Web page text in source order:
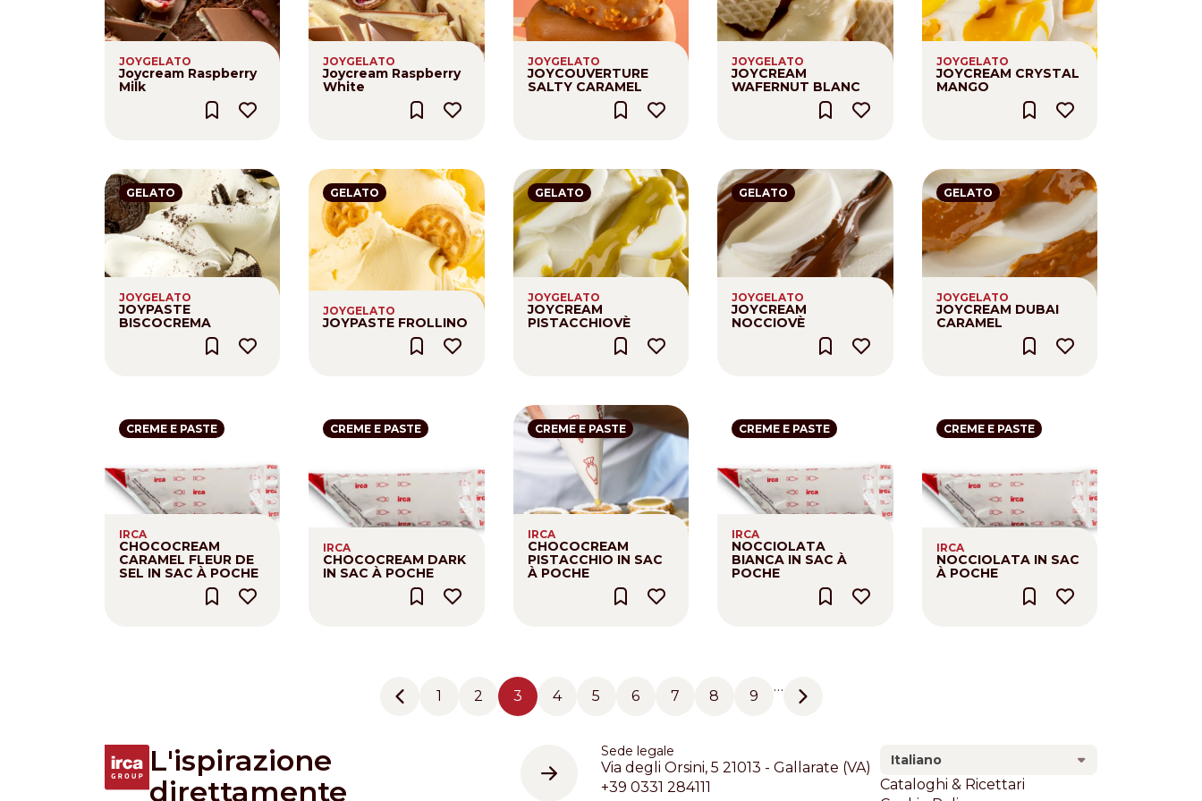
Nederlands
DACH region
Deutsch
Distributors and authorized clients
Web Order
English
JOYGELATO
Joycream Raspberry
Milk
JOYGELATO
Joycream Raspberry
White
JOYGELATO
JOYCOUVERTURE
SALTY CARAMEL
JOYGELATO
JOYCREAM
WAFERNUT BLANC
JOYGELATO
JOYCREAM CRYSTAL
MANGO
GELATO
JOYGELATO
JOYPASTE
BISCOCREMA
GELATO
JOYGELATO
JOYPASTE FROLLINO
GELATO
JOYGELATO
JOYCREAM
PISTACCHIOVÈ
GELATO
JOYGELATO
JOYCREAM
NOCCIOVÈ
GELATO
JOYGELATO
JOYCREAM DUBAI
CARAMEL
CREME E PASTE
IRCA
CHOCOCREAM
CARAMEL FLEUR DE
SEL IN SAC À POCHE
CREME E PASTE
IRCA
CHOCOCREAM DARK
IN SAC À POCHE
CREME E PASTE
IRCA
CHOCOCREAM
PISTACCHIO IN SAC
À POCHE
CREME E PASTE
IRCA
NOCCIOLATA
BIANCA IN SAC À
POCHE
CREME E PASTE
IRCA
NOCCIOLATA IN SAC
À POCHE
Previous page
Pagina
1 Pagina
2 Pagina
3 Pagina
4 Pagina
5 Pagina
6 Pagina
7 Pagina
8 Pagina
9
…
Next page
L'ispirazione
direttamente
Sede legale
Via degli Orsini, 5 21013 - Gallarate (VA)
+39 0331 284111
Italiano
Footer
Cataloghi & Ricettari